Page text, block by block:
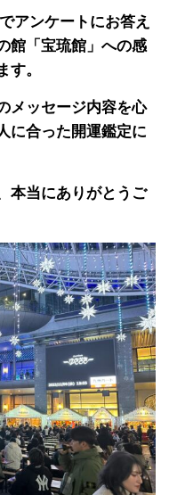
アンケートにお答え
館「宝琉館」への感
。
メッセージ内容を心
に合った開運鑑定に
本当にありがとうご